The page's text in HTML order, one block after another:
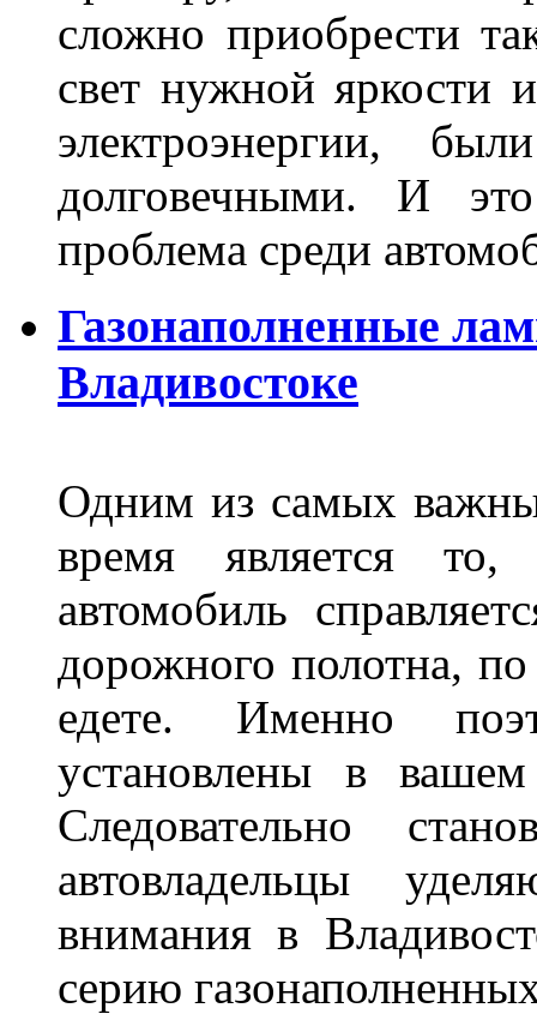
сложно приобрести
свет нужной яркости
электроэнергии,
долговечными. И
проблема среди
Газонаполненные
Владивостоке
Одним из самых
время является то,
автомобиль
дорожного полотна,
едете. Именно
установлены в
Следовательно
автовладельцы
внимания в
серию